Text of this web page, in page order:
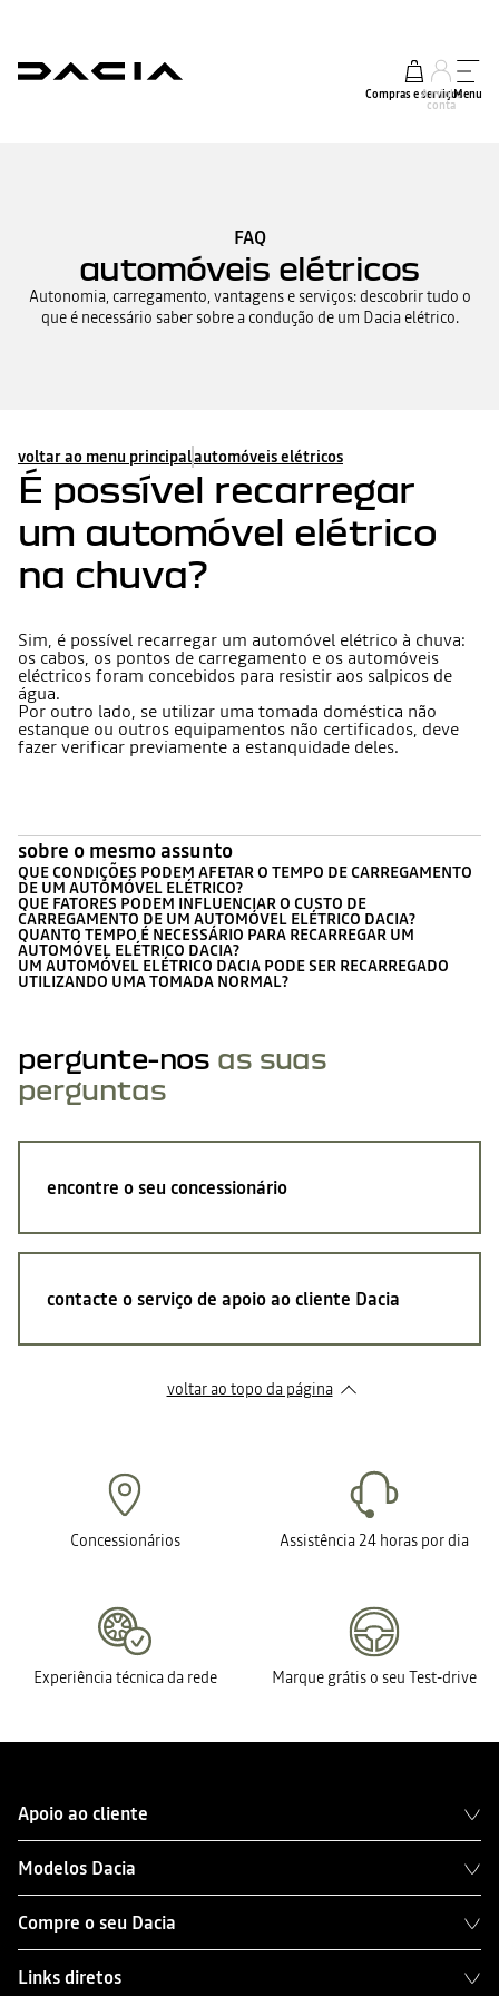
Compras e serviços
A minha
conta
Menu
FAQ
automóveis elétricos
Autonomia, carregamento, vantagens e serviços: descobrir tudo o
que é necessário saber sobre a condução de um Dacia elétrico.
voltar ao menu principalautomóveis elétricos
É possível recarregar
um automóvel elétrico
na chuva?
Sim, é possível recarregar um automóvel elétrico à chuva:
os cabos, os pontos de carregamento e os automóveis
eléctricos foram concebidos para resistir aos salpicos de
água.
Por outro lado, se utilizar uma tomada doméstica não
estanque ou outros equipamentos não certificados, deve
fazer verificar previamente a estanquidade deles.
sobre o mesmo assunto
QUE CONDIÇÕES PODEM AFETAR O TEMPO DE CARREGAMENTO
DE UM AUTOMÓVEL ELÉTRICO?
QUE FATORES PODEM INFLUENCIAR O CUSTO DE
CARREGAMENTO DE UM AUTOMÓVEL ELÉTRICO DACIA?
QUANTO TEMPO É NECESSÁRIO PARA RECARREGAR UM
AUTOMÓVEL ELÉTRICO DACIA?
UM AUTOMÓVEL ELÉTRICO DACIA PODE SER RECARREGADO
UTILIZANDO UMA TOMADA NORMAL?
pergunte-nos as suas
perguntas
encontre o seu concessionário
contacte o serviço de apoio ao cliente Dacia
voltar ao topo da página
Concessionários Assistência 24 horas por dia
Experiência técnica da rede Marque grátis o seu Test-drive
Apoio ao cliente
Modelos Dacia
Compre o seu Dacia
Links diretos